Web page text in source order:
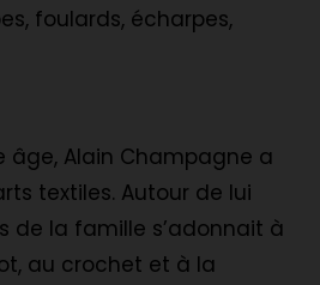
foulards, écharpes,
âge, Alain Champagne a
textiles. Autour de lui
de la famille s’adonnait à
au crochet et à la